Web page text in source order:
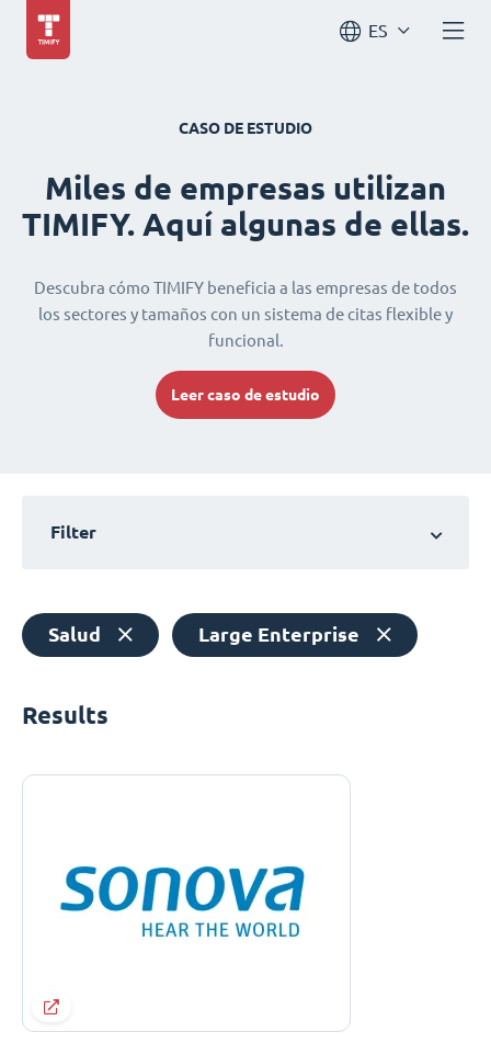
ES
CASO DE ESTUDIO
Miles de empresas utilizan
TIMIFY. Aquí algunas de ellas.
Descubra cómo TIMIFY beneficia a las empresas de todos
los sectores y tamaños con un sistema de citas flexible y
funcional.
Leer caso de estudio
Filter
Salud Large Enterprise
Results